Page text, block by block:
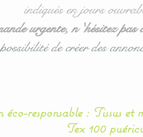
indiqués en jours
urgente, n 'hésitez pas
de créer des
éco-responsable : Tissus
Tex 100